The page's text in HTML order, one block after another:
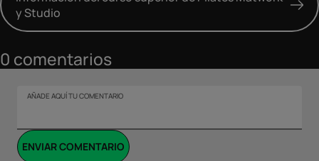
y Studio
0 comentarios
AÑADE AQUÍ TU COMENTARIO
ENVIAR COMENTARIO